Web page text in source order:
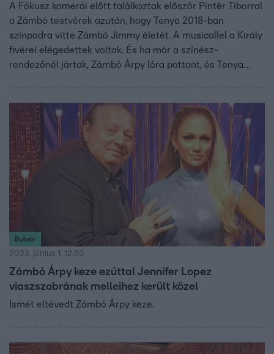
A Fókusz kamerái előtt találkoztak először Pintér Tiborral
a Zámbó testvérek azután, hogy Tenya 2018-ban
színpadra vitte Zámbó Jimmy életét. A musicallel a Király
fivérei elégedettek voltak. És ha már a színész-
rendezőnél jártak, Zámbó Árpy lóra pattant, és Tenya
a Fókuszban.
Bulvár
2023. június 1. 12:50
Zámbó Árpy keze ezúttal Jennifer Lopez
viaszszobrának melleihez került közel
Ismét eltévedt Zámbó Árpy keze.